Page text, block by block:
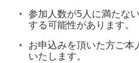
参加人数が5人に満たな
する可能性があります。
お申込みを頂いた方ご本
いたします。